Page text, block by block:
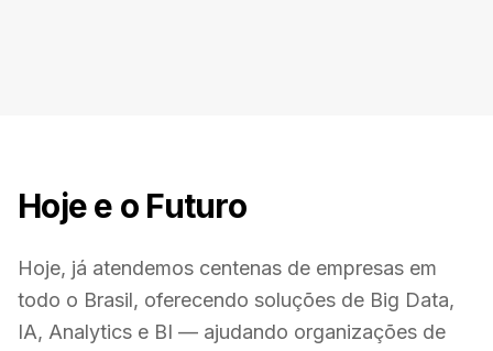
Hoje e o Futuro
Hoje, já atendemos centenas de empresas em
todo o Brasil, oferecendo soluções de Big Data,
IA, Analytics e BI — ajudando organizações de